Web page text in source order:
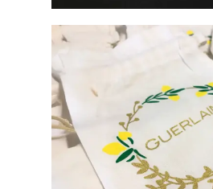
IMPRESSION NUMÉRIQUE